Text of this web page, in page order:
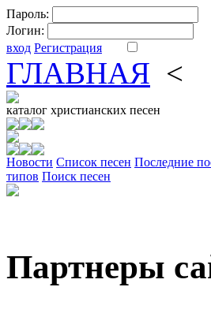
Пароль:
Логин:
вход Регистрация
ГЛАВНАЯ <
каталог христианских песен
Новости Cписок песен Последние
типов Поиск песен
Партнеры